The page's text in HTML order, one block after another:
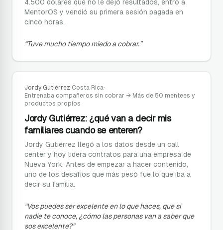
4.500 dólares que no le dejó resultados, entró a
MentorOS y vendió su primera sesión pagada en
cinco horas.
“Tuve mucho tiempo miedo a cobrar.”
Jordy Gutiérrez·Costa Rica·
Entrenaba compañeros sin cobrar → Más de 50 mentees y
productos propios
Jordy Gutiérrez: ¿qué van a decir mis
familiares cuando se enteren?
Jordy Gutiérrez llegó a los datos desde un call
center y hoy lidera contratos para una empresa de
Nueva York. Antes de empezar a hacer contenido,
uno de los desafíos que más pesó fue lo que iba a
decir su familia.
“Vos puedes ser excelente en lo que haces, que si
nadie te conoce, ¿cómo las personas van a saber que
sos excelente?”